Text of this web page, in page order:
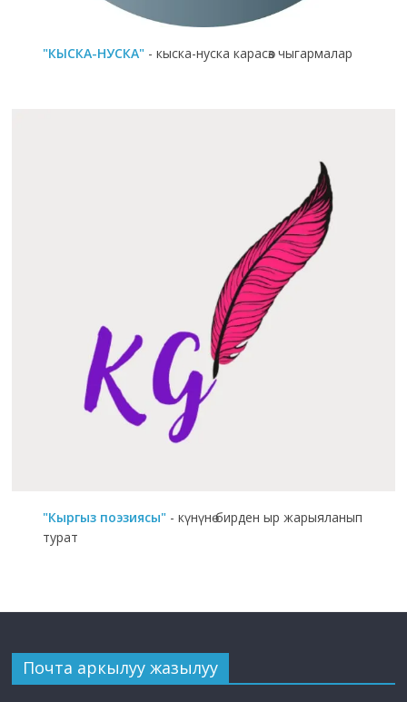
"КЫСКА-НУСКА" - кыска-нуска карасөз чыгармалар
"Кыргыз поэзиясы" - күнүнө бирден ыр жарыяланып
турат
Почта аркылуу жазылуу